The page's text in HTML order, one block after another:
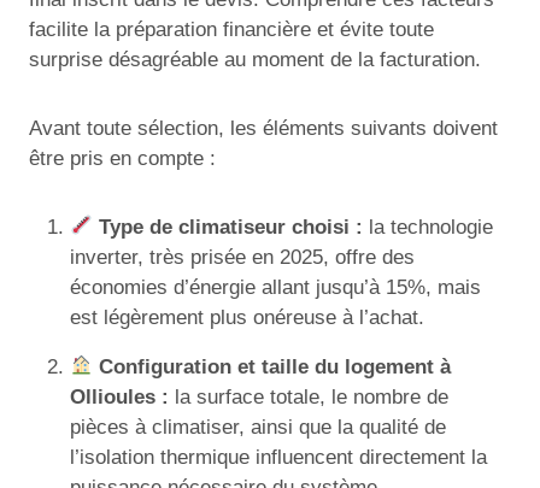
facilite la préparation financière et évite toute
surprise désagréable au moment de la facturation.
Avant toute sélection, les éléments suivants doivent
être pris en compte :
Type de climatiseur choisi : la technologie
inverter, très prisée en 2025, offre des
économies d’énergie allant jusqu’à 15%, mais
est légèrement plus onéreuse à l’achat.
Configuration et taille du logement à
Ollioules : la surface totale, le nombre de
pièces à climatiser, ainsi que la qualité de
l’isolation thermique influencent directement la